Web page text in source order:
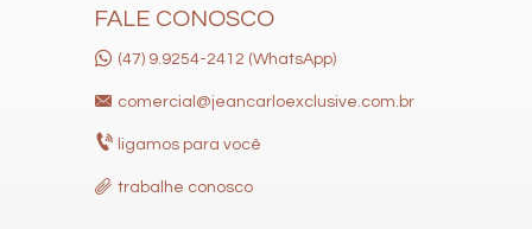
FALE CONOSCO
(47) 9.9254-2412 (WhatsApp)
comercial@jeancarloexclusive.com.br
ligamos para você
trabalhe conosco